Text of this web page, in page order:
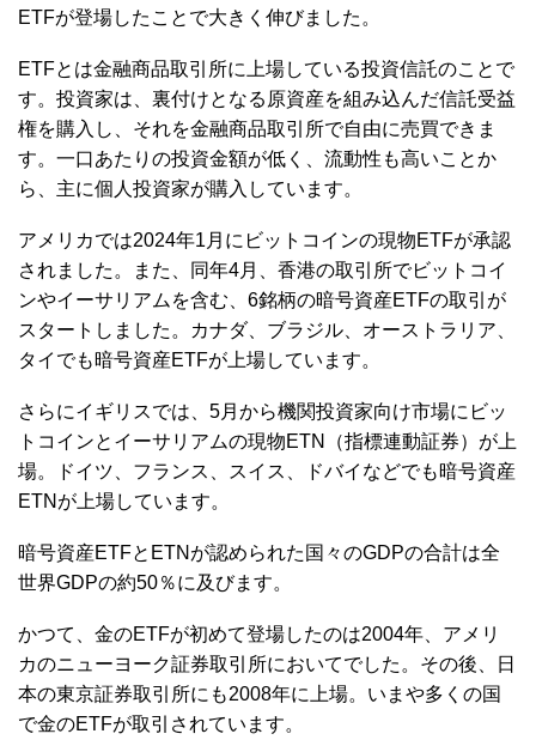
ETFが登場したことで大きく伸びました。
ETFとは金融商品取引所に上場している投資信託のことで
す。投資家は、裏付けとなる原資産を組み込んだ信託受益
権を購入し、それを金融商品取引所で自由に売買できま
す。一口あたりの投資金額が低く、流動性も高いことか
ら、主に個人投資家が購入しています。
アメリカでは2024年1月にビットコインの現物ETFが承認
されました。また、同年4月、香港の取引所でビットコイ
ンやイーサリアムを含む、6銘柄の暗号資産ETFの取引が
スタートしました。カナダ、ブラジル、オーストラリア、
タイでも暗号資産ETFが上場しています。
さらにイギリスでは、5月から機関投資家向け市場にビッ
トコインとイーサリアムの現物ETN（指標連動証券）が上
場。ドイツ、フランス、スイス、ドバイなどでも暗号資産
ETNが上場しています。
暗号資産ETFとETNが認められた国々のGDPの合計は全
世界GDPの約50％に及びます。
かつて、金のETFが初めて登場したのは2004年、アメリ
カのニューヨーク証券取引所においてでした。その後、日
本の東京証券取引所にも2008年に上場。いまや多くの国
で金のETFが取引されています。